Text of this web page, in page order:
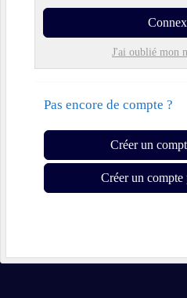
J'ai oublié mon
Pas encore de compte ?
Créer un
Créer un compte